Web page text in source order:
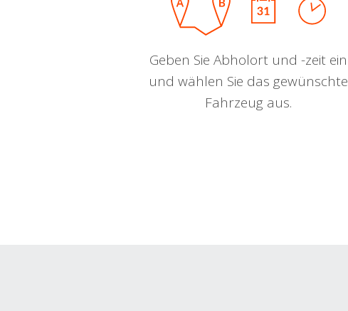
Geben Sie Abholort und -zeit ein
und wählen Sie das gewünschte
Fahrzeug aus.